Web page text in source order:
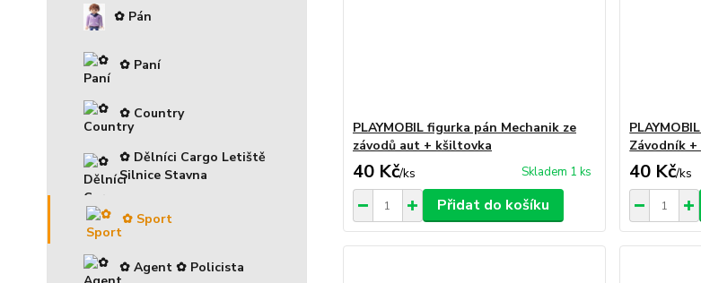
✿ Pán
✿ Paní
✿ Country
✿ Dělníci Cargo Letiště
Silnice Stavna
✿ Sport
✿ Agent ✿ Policista
PLAYMOBIL figurka pán Mechanik ze
závodů aut + kšiltovka
40 Kč/ks Skladem 1 ks
Přidat do košíku
Závodník
40 Kč/ks